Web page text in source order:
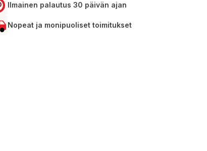
Ilmainen palautus 30 päivän ajan
Nopeat ja monipuoliset toimitukset